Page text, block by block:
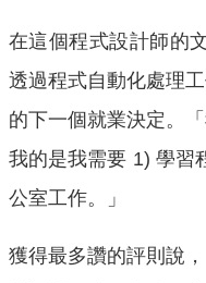
在這個程式設計師的
透過程式自動化處理
的下一個就業決定。
我的是我需要 1) 學習
公室工作。」
獲得最多讚的評則說